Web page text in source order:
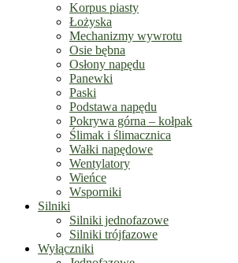
Korpus piasty
Łożyska
Mechanizmy wywrotu
Osie bębna
Osłony napędu
Panewki
Paski
Podstawa napędu
Pokrywa górna – kołpak
Ślimak i ślimacznica
Wałki napędowe
Wentylatory
Wieńce
Wsporniki
Silniki
Silniki jednofazowe
Silniki trójfazowe
Wyłączniki